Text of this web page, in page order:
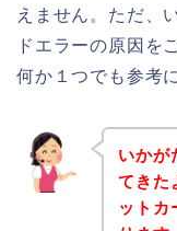
えません。ただ、
ドエラーの原因を
何か１つでも参考
いかが
てきた
ットカ